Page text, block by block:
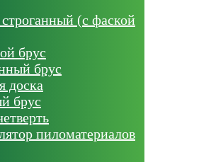
(с фаской
брус
брус
доска
брус
пиломатериалов